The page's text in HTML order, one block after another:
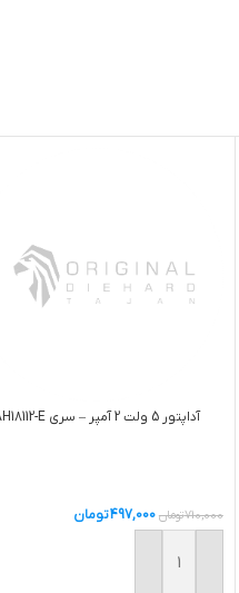
آداپتور 5 ولت 2 آمپر – سري AH18112-E
710,000تومان 497,000تومان
افزودن به سبد خرید